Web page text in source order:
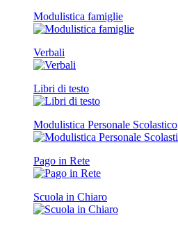
Modulistica famiglie
Verbali
Libri di testo
Modulistica Personale Scolastico
Pago in Rete
Scuola in Chiaro